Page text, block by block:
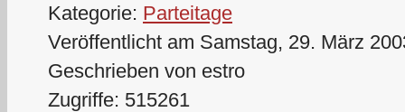
Kategorie: Parteitage
Veröffentlicht am Samstag, 29. März
Geschrieben von estro
Zugriffe: 515261